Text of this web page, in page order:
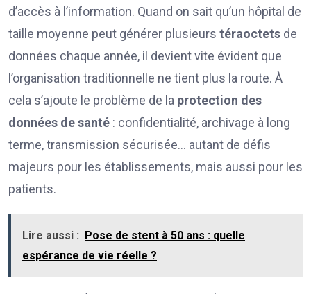
d’accès à l’information. Quand on sait qu’un hôpital de
taille moyenne peut générer plusieurs téraoctets de
données chaque année, il devient vite évident que
l’organisation traditionnelle ne tient plus la route. À
cela s’ajoute le problème de la protection des
données de santé : confidentialité, archivage à long
terme, transmission sécurisée… autant de défis
majeurs pour les établissements, mais aussi pour les
patients.
Lire aussi :
Pose de stent à 50 ans : quelle
espérance de vie réelle ?